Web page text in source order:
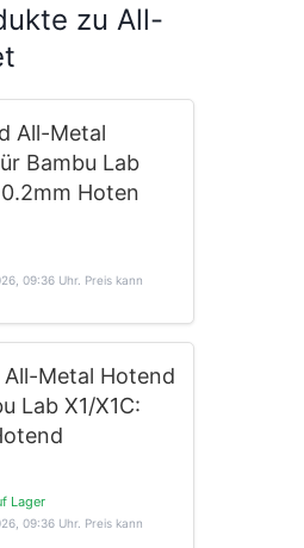
zu All-
All-Metal
Bambu Lab
0.2mm Hoten
09:36 Uhr. Preis kann
All-Metal Hotend
Lab X1/X1C:
Lager
09:36 Uhr. Preis kann